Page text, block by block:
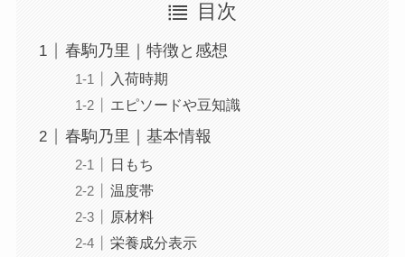
目次
春駒乃里｜特徴と感想
入荷時期
エピソードや豆知識
春駒乃里｜基本情報
日もち
温度帯
原材料
栄養成分表示